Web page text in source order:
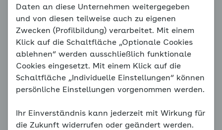
Hinweis
Sie befinden sich außerhalb der
empfohlenen Reihenfolge. Unser
Konzept erfordert, dass alle
vorangegangenen Grundlagen
bearbeitet werden. Bitte bearbeiten
Sie daher alle Seiten des
Familiencoaches der Reihe nach.
Weiter mit:Wann hilft mir der Coach?
Daten an diese Unternehmen weitergegeben
und von diesen teilweise auch zu eigenen
Zwecken (Profilbildung) verarbeitet. Mit einem
Klick auf die Schaltfläche „Optionale Cookies
ablehnen“ werden ausschließlich funktionale
Cookies eingesetzt. Mit einem Klick auf die
Schaltfläche „Individuelle Einstellungen“ können
persönliche Einstellungen vorgenommen werden.
Ihr Einverständnis kann jederzeit mit Wirkung für
die Zukunft widerrufen oder geändert werden.